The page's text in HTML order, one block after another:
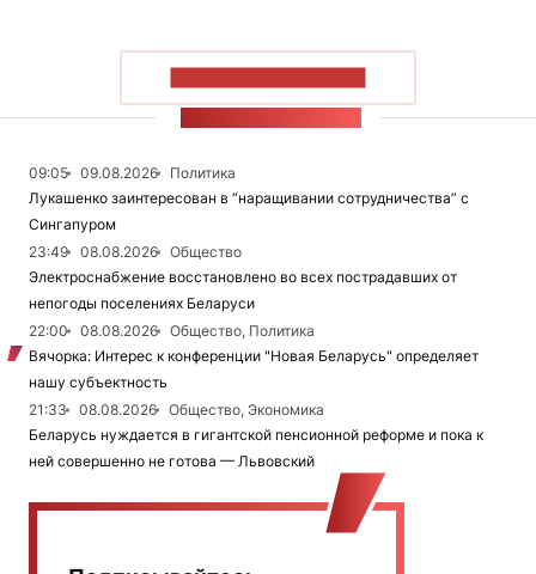
09:05 09.08.2026
Политика
Лукашенко заинтересован в “наращивании сотрудничества” с
Сингапуром
23:49
08.08.2026
Общество
Электроснабжение восстановлено во всех пострадавших от
непогоды поселениях Беларуси
22:00
08.08.2026
Общество, Политика
Вячорка: Интерес к конференции "Новая Беларусь" определяет
нашу субъектность
21:33
08.08.2026
Общество, Экономика
Беларусь нуждается в гигантской пенсионной реформе и пока к
ней совершенно не готова — Львовский